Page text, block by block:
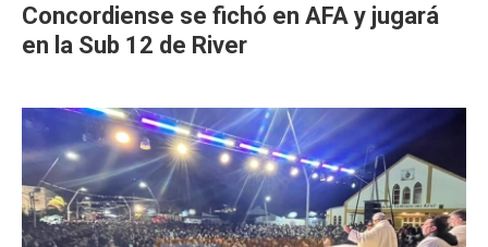
Concordiense se fichó en AFA y jugará
en la Sub 12 de River